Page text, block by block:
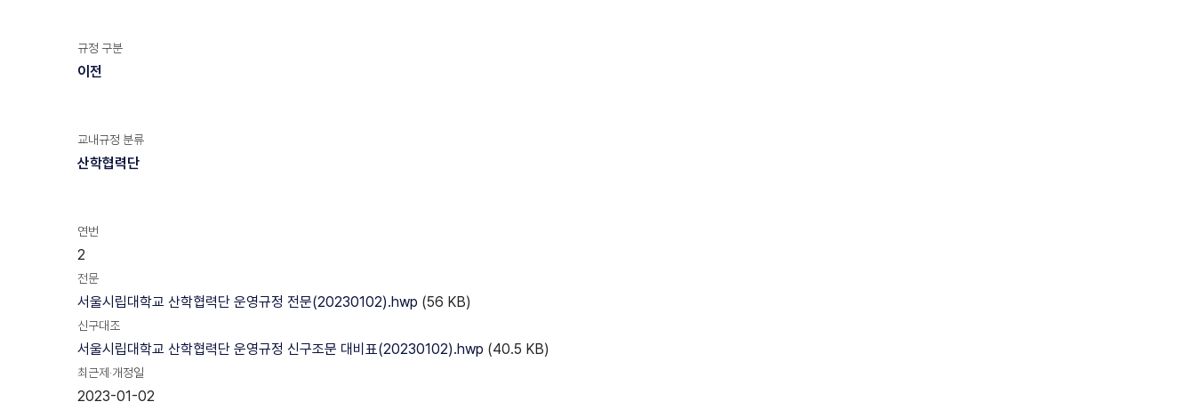
규정 구분
이전
교내규정 분류
산학협력단
연번
2
전문
서울시립대학교 산학협력단 운영규정 전문(20230102).hwp (56 KB)
신구대조
서울시립대학교 산학협력단 운영규정 신구조문 대비표(20230102).hwp (40.5 KB)
최근제·개정일
2023-01-02